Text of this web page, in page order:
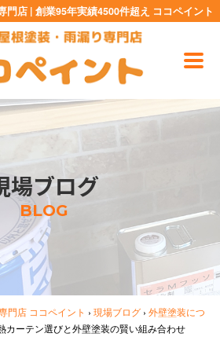
門店 | 創業95年実績4500件超え ココペイント
場ブログ
BLOG
門店 ココペイント › 現場ブログ › 外壁塗装につ
カーテン選びと外壁塗装の賢い組み合わせ